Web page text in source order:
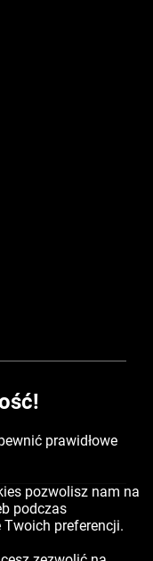
prawidłowe
pozwolisz nam na
podczas
preferencji.